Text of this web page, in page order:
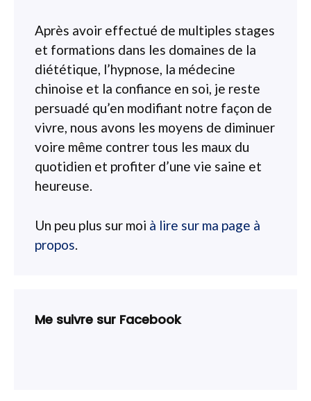
Après avoir effectué de multiples stages
et formations dans les domaines de la
diététique, l’hypnose, la médecine
chinoise et la confiance en soi, je reste
persuadé qu’en modifiant notre façon de
vivre, nous avons les moyens de diminuer
voire même contrer tous les maux du
quotidien et profiter d’une vie saine et
heureuse.
Un peu plus sur moi à lire sur ma page à
propos.
Me suivre sur Facebook